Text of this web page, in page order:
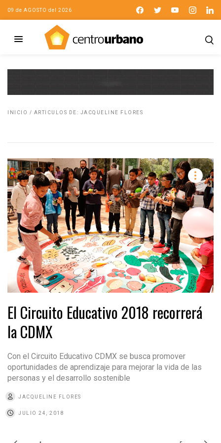
09 de AGOSTO del 2026
INICIO / ARTICULOS DE: JACQUELINE FLORES
El Circuito Educativo 2018 recorrerá
la CDMX
Con el Circuito Educativo CDMX se busca promover
oportunidades de aprendizaje para mejorar la vida de las
personas y el desarrollo sostenible
JACQUELINE FLORES
JULIO 24, 2018